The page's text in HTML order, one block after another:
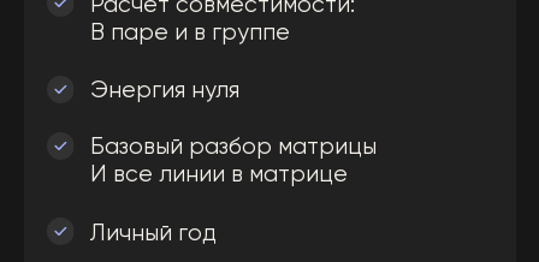
Последняя цифра в дате рождения
Детализированный разбор матрицы:
Наработка всех энергий в матрице
Личный месяц